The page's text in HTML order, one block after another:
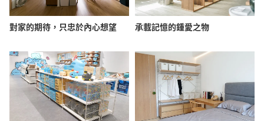
對家的期待，只忠於內心想望 承載記憶的鍾愛之物